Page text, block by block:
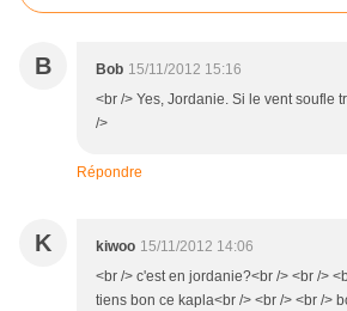
B Bob 15/11/2012 15:16
<br /> Yes, Jordanie. Si le vent soufle
/>
Répondre
K kiwoo 15/11/2012 14:06
<br /> c'est en jordanie?<br /> <br />
tiens bon ce kapla<br /> <br /> <br />